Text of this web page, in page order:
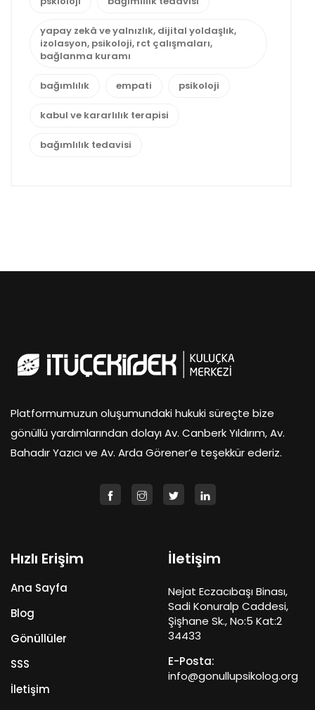
yapay zekâ ve yalnızlık, dijital yoldaşlık,
izolasyon, psikoloji, rct çalışmaları,
bağlanma kuramı
bağımlılık empati psikoloji
kabul ve kararlılık terapisi
bağımlılık tedavisi
Platformumuzun oluşumundaki hukuki süreçte bize
gönüllü yardımlarından dolayı Av. Canberk Yıldırım, Av.
Bahadır Yazıcı ve Av. Arda Görener’e teşekkür ederiz.
Hızlı Erişim
Ana Sayfa
Blog
Gönüllüler
SSS
İletişim
İletişim
Nejat Eczacıbaşı Binası,
Sadi Konuralp Caddesi,
Şişhane Sk., No:5 Kat:2
34433
E-Posta:
info@gonullupsikolog.org